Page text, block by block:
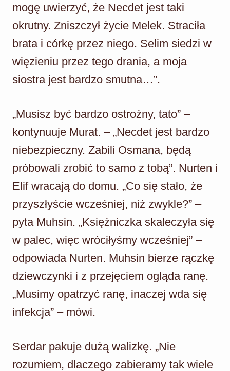
mogę uwierzyć, że Necdet jest taki
okrutny. Zniszczył życie Melek. Straciła
brata i córkę przez niego. Selim siedzi w
więzieniu przez tego drania, a moja
siostra jest bardzo smutna…”.
„Musisz być bardzo ostrożny, tato” –
kontynuuje Murat. – „Necdet jest bardzo
niebezpieczny. Zabili Osmana, będą
próbowali zrobić to samo z tobą”. Nurten i
Elif wracają do domu. „Co się stało, że
przyszłyście wcześniej, niż zwykle?” –
pyta Muhsin. „Księżniczka skaleczyła się
w palec, więc wróciłyśmy wcześniej” –
odpowiada Nurten. Muhsin bierze rączkę
dziewczynki i z przejęciem ogląda ranę.
„Musimy opatrzyć ranę, inaczej wda się
infekcja” – mówi.
Serdar pakuje dużą walizkę. „Nie
rozumiem, dlaczego zabieramy tak wiele